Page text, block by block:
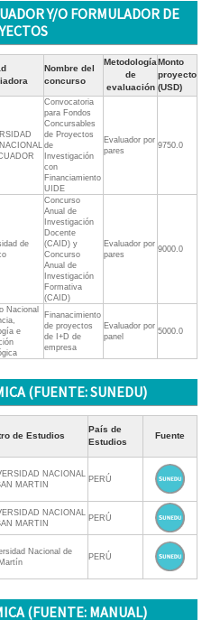
Y/O FORMULADOR DE
Nombre del
concurso
Metodología
de
evaluación
Monto
proyecto
(USD)
Convocatoria
para Fondos
Concursables
de Proyectos
de
Investigación
con
Financiamiento
UIDE
Evaluador por
pares
9750.0
de
Concurso
Anual de
Investigación
Docente
(CAID) y
Concurso
Anual de
Investigación
Formativa
(CAID)
Evaluador por
pares
9000.0
Nacional
e
Finanacimiento
de proyectos
de I+D de
empresa
Evaluador por
panel
5000.0
(FUENTE: SUNEDU)
de Estudios
País de
Estudios
Fuente
NACIONAL
MARTIN
PERÚ
NACIONAL
MARTIN
PERÚ
Nacional de
PERÚ
(FUENTE: MANUAL)